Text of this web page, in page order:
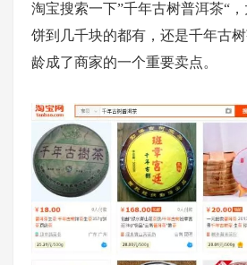
淘宝搜索一下”千年古树普洱茶“
饼到几千块的都有，还是千年古
龄成了商家的一个重要卖点。